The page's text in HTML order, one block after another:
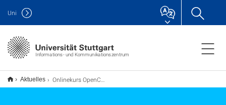
Informations- und Kommunikationszentrum
Uni
Aktuelles Onlinekurs OpenCms News, Mitarbeiter, usw.